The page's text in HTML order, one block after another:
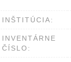
INŠTITÚCIA:
INVENTÁRNE
ČÍSLO: